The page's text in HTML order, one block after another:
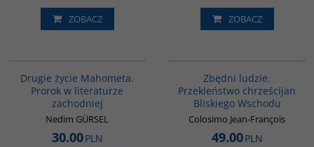
ZOBACZ ZOBACZ
Drugie życie Mahometa.
Prorok w literaturze
zachodniej
Nedim GÜRSEL
30.00PLN
Zbędni ludzie.
Przekleństwo chrześcijan
Bliskiego Wschodu
Colosimo Jean-François
49.00PLN